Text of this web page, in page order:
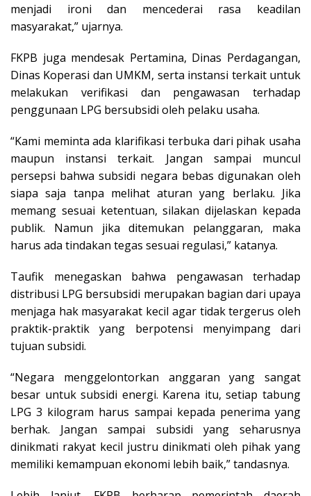
menjadi ironi dan mencederai rasa keadilan
masyarakat,” ujarnya.
FKPB juga mendesak Pertamina, Dinas Perdagangan,
Dinas Koperasi dan UMKM, serta instansi terkait untuk
melakukan verifikasi dan pengawasan terhadap
penggunaan LPG bersubsidi oleh pelaku usaha.
“Kami meminta ada klarifikasi terbuka dari pihak usaha
maupun instansi terkait. Jangan sampai muncul
persepsi bahwa subsidi negara bebas digunakan oleh
siapa saja tanpa melihat aturan yang berlaku. Jika
memang sesuai ketentuan, silakan dijelaskan kepada
publik. Namun jika ditemukan pelanggaran, maka
harus ada tindakan tegas sesuai regulasi,” katanya.
Taufik menegaskan bahwa pengawasan terhadap
distribusi LPG bersubsidi merupakan bagian dari upaya
menjaga hak masyarakat kecil agar tidak tergerus oleh
praktik-praktik yang berpotensi menyimpang dari
tujuan subsidi.
“Negara menggelontorkan anggaran yang sangat
besar untuk subsidi energi. Karena itu, setiap tabung
LPG 3 kilogram harus sampai kepada penerima yang
berhak. Jangan sampai subsidi yang seharusnya
dinikmati rakyat kecil justru dinikmati oleh pihak yang
memiliki kemampuan ekonomi lebih baik,” tandasnya.